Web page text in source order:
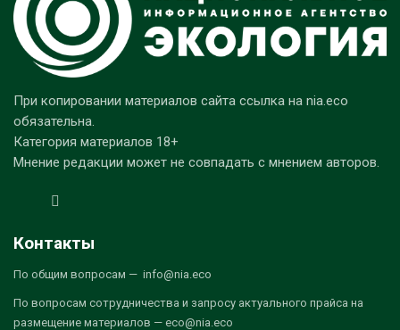
При копировании материалов сайта ссылка на nia.eco
обязательна.
Категория материалов 18+
Мнение редакции может не совпадать с мнением авторов.
Контакты
По общим вопросам — info@nia.eco
По вопросам сотрудничества и запросу актуального прайса на
размещение материалов — eco@nia.eco